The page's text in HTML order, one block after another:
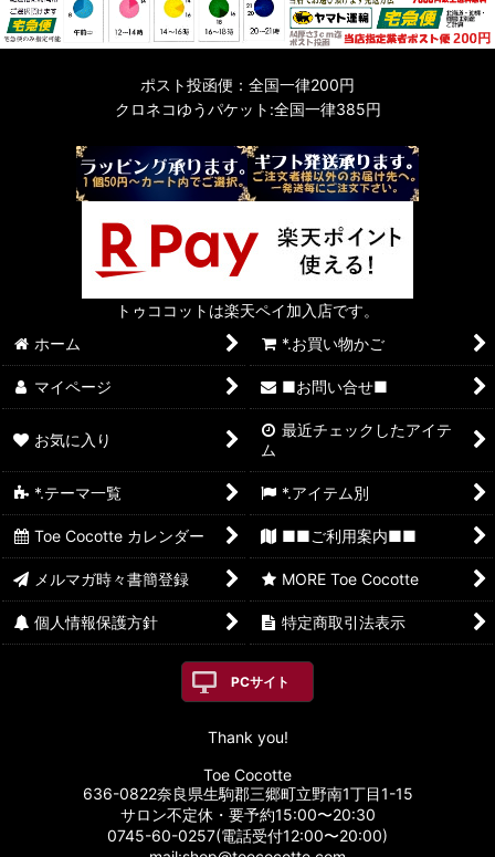
ポスト投函便：全国一律200円
クロネコゆうパケット:全国一律385円
トゥココットは楽天ペイ加入店です。
ホーム
*.お買い物かご
マイページ ■お問い合せ■
お気に入り
最近チェックしたアイテ
ム
*.テーマ一覧 *.アイテム別
Toe Cocotte カレンダー ■■ご利用案内■■
メルマガ時々書簡登録 MORE Toe Cocotte
個人情報保護方針 特定商取引法表示
PCサイト
Thank you!
Toe Cocotte
636-0822奈良県生駒郡三郷町立野南1丁目1-15
サロン不定休・要予約15:00〜20:30
0745-60-0257(電話受付12:00〜20:00)